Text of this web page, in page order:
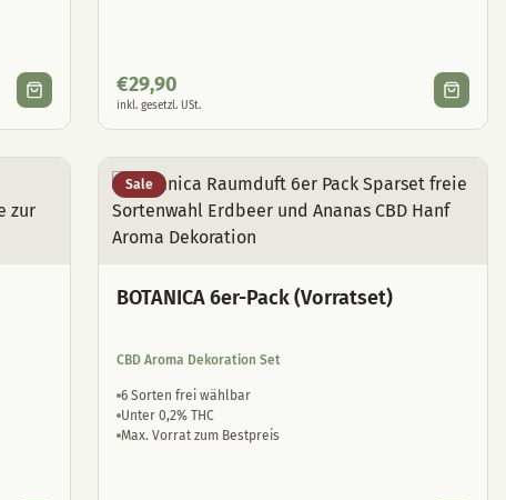
€29,90
inkl. gesetzl. USt.
Sale
BOTANICA 6er-Pack (Vorratset)
CBD Aroma Dekoration Set
6 Sorten frei wählbar
Unter 0,2% THC
Max. Vorrat zum Bestpreis